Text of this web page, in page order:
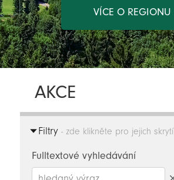
VÍCE O REGIONU
AKCE
Filtry- zde klikněte pro jejich skrytí
Fulltextové vyhledávání